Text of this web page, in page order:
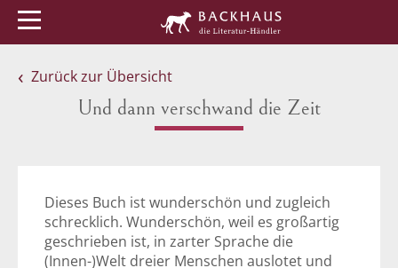
Zurück zur Übersicht
Und dann verschwand die Zeit
Dieses Buch ist wunderschön und zugleich
schrecklich. Wunderschön, weil es großartig
geschrieben ist, in zarter Sprache die
(Innen-)Welt dreier Menschen auslotet und